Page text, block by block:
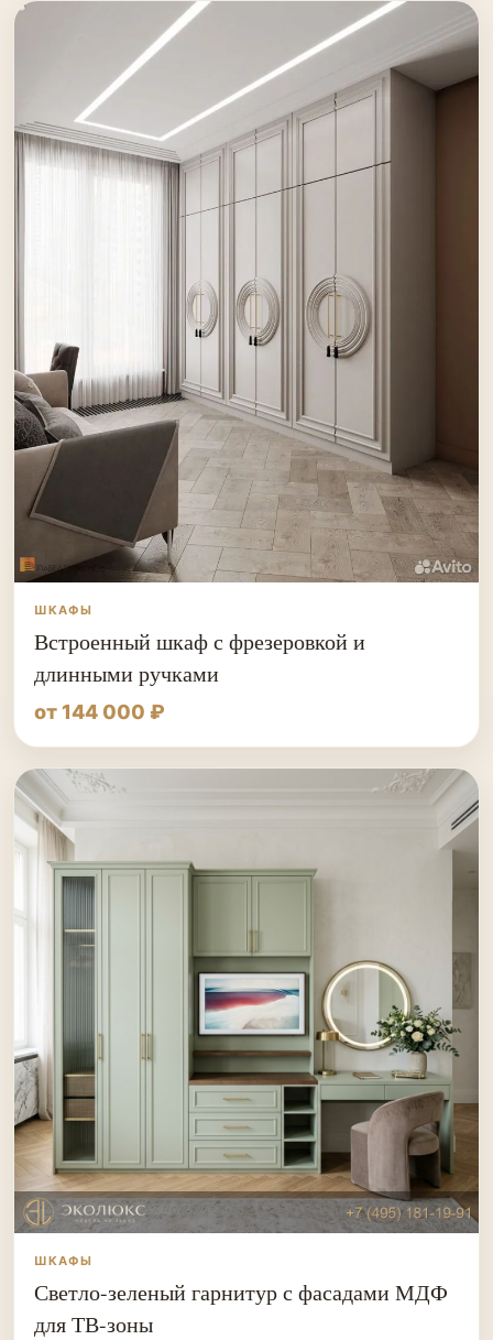
ШКАФЫ
Встроенный шкаф с фрезеровкой и
длинными ручками
от 144 000 ₽
ШКАФЫ
Светло-зеленый гарнитур с фасадами МДФ
для ТВ-зоны